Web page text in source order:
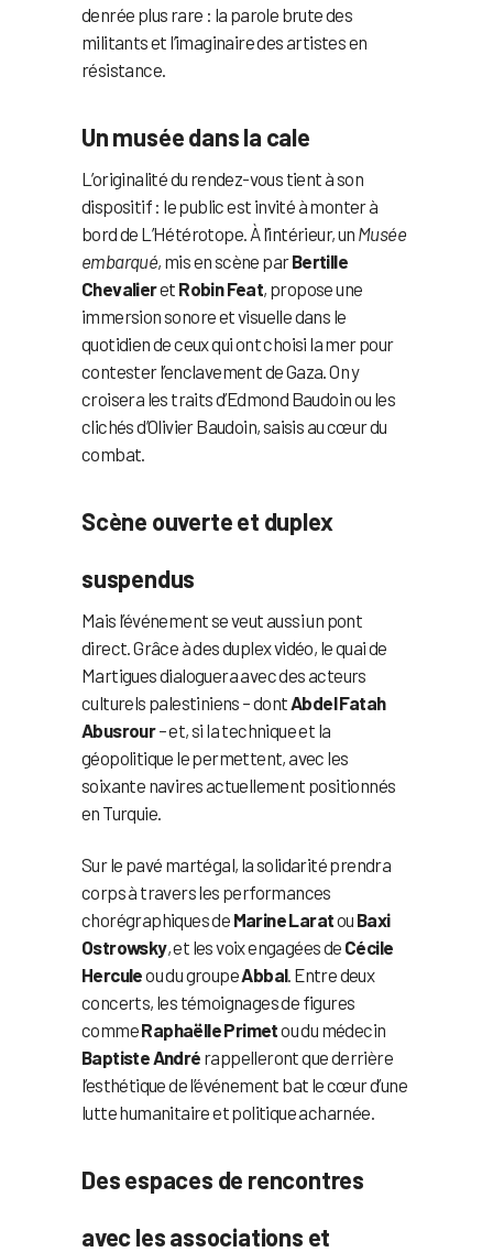
denrée plus rare : la parole brute des
militants et l’imaginaire des artistes en
résistance.
Un musée dans la cale
L’originalité du rendez-vous tient à son
dispositif : le public est invité à monter à
bord de L’Hétérotope. À l’intérieur, un Musée
embarqué, mis en scène parBertille
Chevalieret Robin Feat, propose une
immersion sonore et visuelle dans le
quotidien de ceux qui ont choisi la mer pour
contester l’enclavement de Gaza. On y
croisera les traits d’Edmond Baudoin ou les
clichés d’Olivier Baudoin, saisis au cœur du
combat.
Scène ouverte et duplex
suspendus
Mais l’événement se veut aussi un pont
direct. Grâce à des duplex vidéo, le quai de
Martigues dialoguera avec des acteurs
culturels palestiniens – dontAbdel Fatah
Abusrour– et, si la technique et la
géopolitique le permettent, avec les
soixante navires actuellement positionnés
en Turquie.
Sur le pavé martégal, la solidarité prendra
corps à travers les performances
chorégraphiques de Marine Laratou Baxi
Ostrowsky, et les voix engagées de Cécile
Herculeou du groupeAbbal. Entre deux
concerts, les témoignages de figures
commeRaphaëlle Primetou du médecin
Baptiste André rappelleront que derrière
l’esthétique de l’événement bat le cœur d’une
lutte humanitaire et politique acharnée.
Des espaces de rencontres
avec les associations et